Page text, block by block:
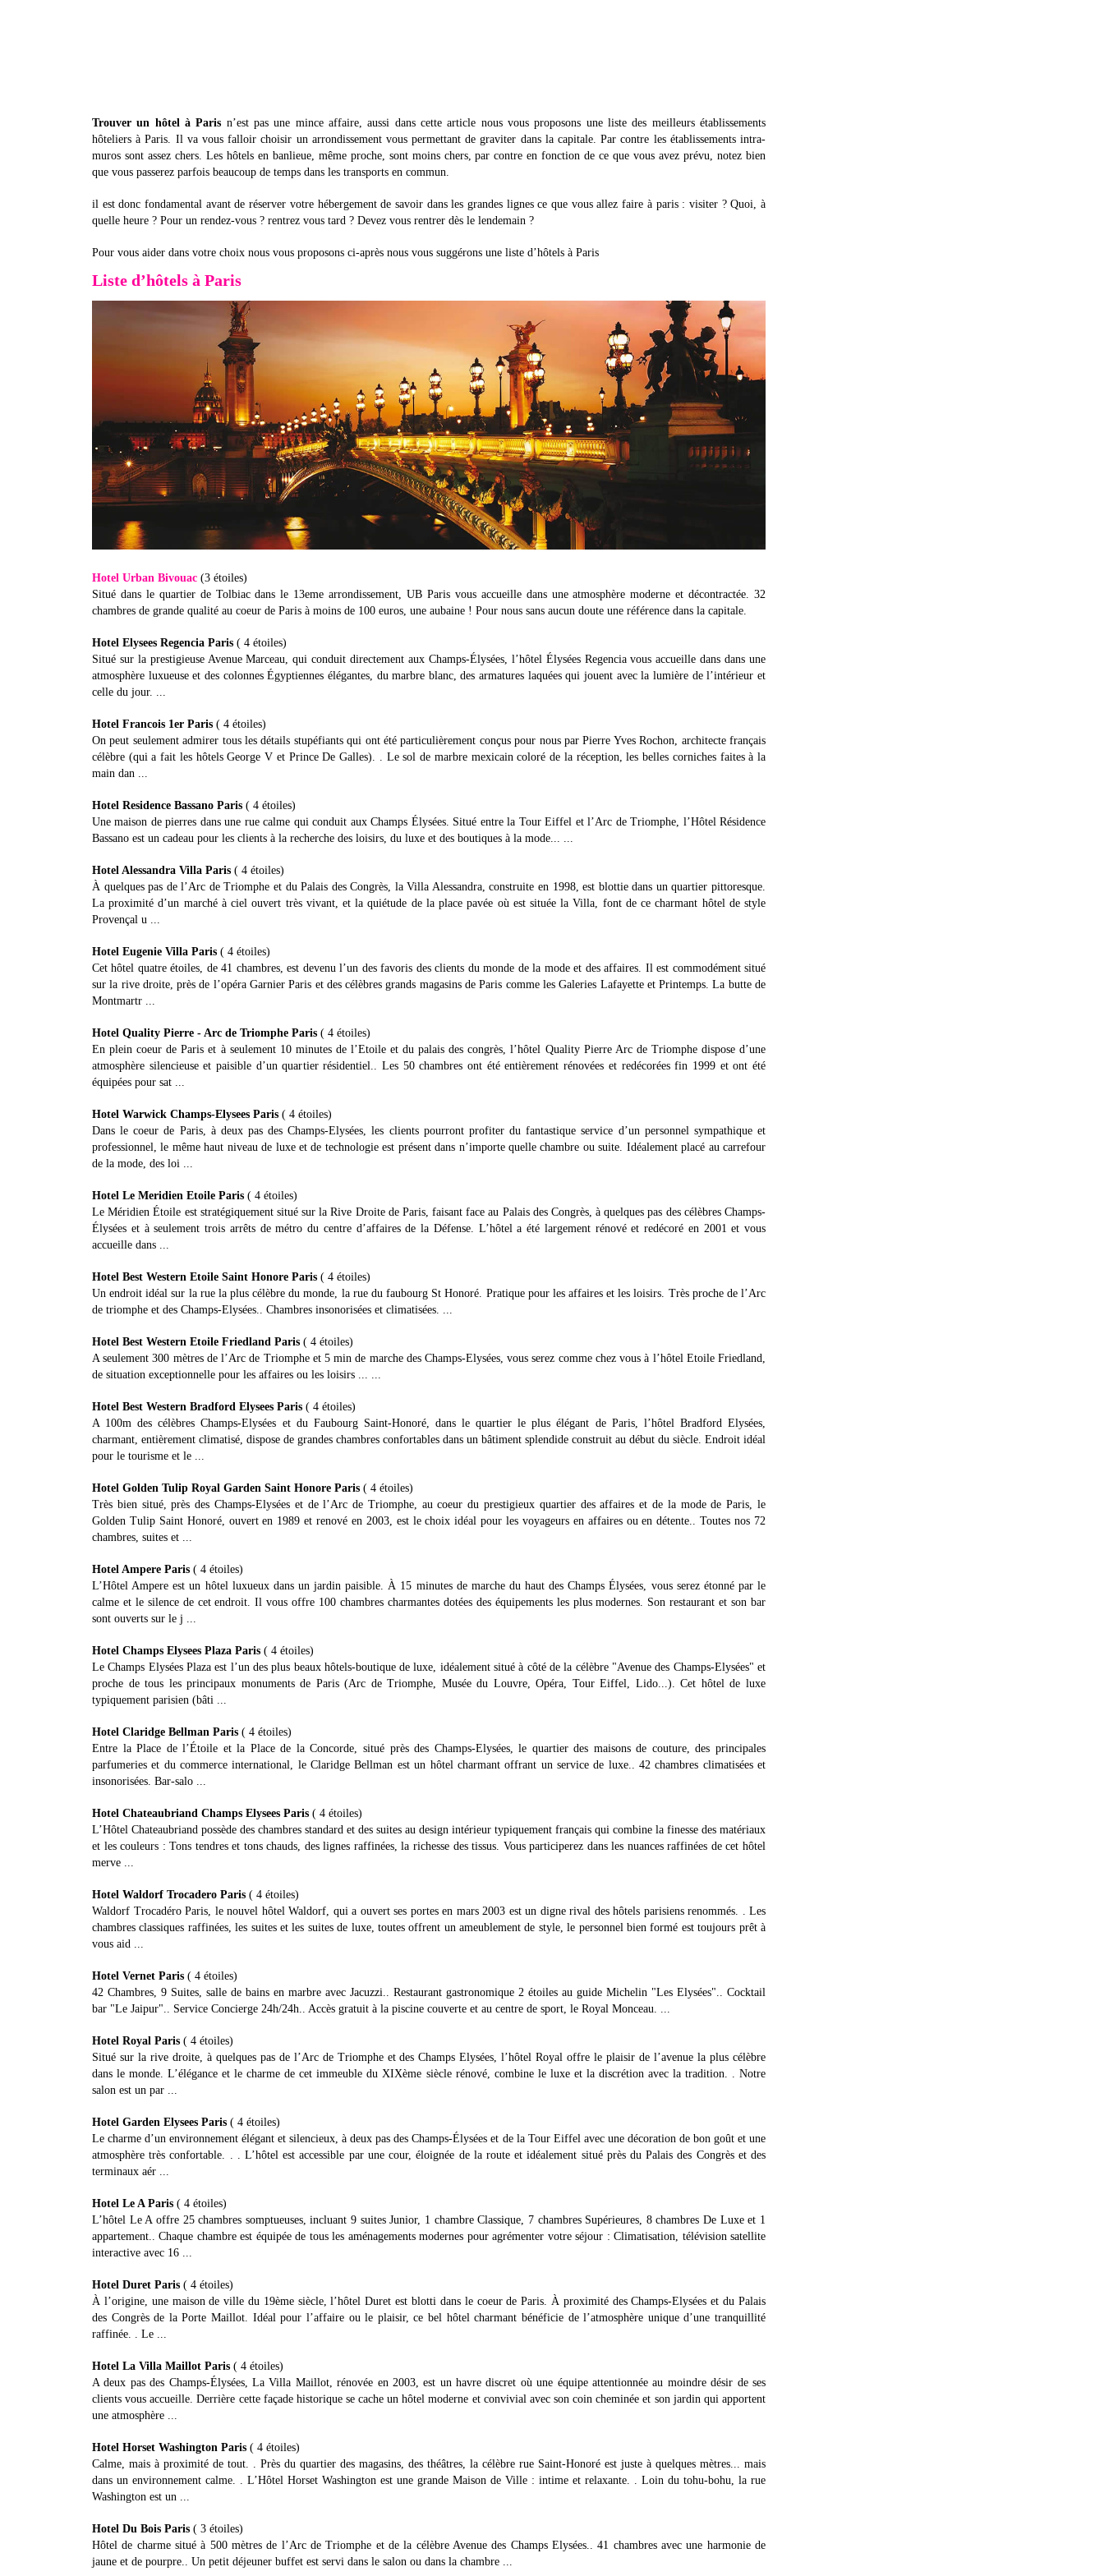
Trouver un hôtel à Paris n’est pas une mince affaire, aussi dans cette article nous vous proposons une liste des meilleurs établissements
hôteliers à Paris. Il va vous falloir choisir un arrondissement vous permettant de graviter dans la capitale. Par contre les établissements intra-
muros sont assez chers. Les hôtels en banlieue, même proche, sont moins chers, par contre en fonction de ce que vous avez prévu, notez bien
que vous passerez parfois beaucoup de temps dans les transports en commun.
il est donc fondamental avant de réserver votre hébergement de savoir dans les grandes lignes ce que vous allez faire à paris : visiter ? Quoi, à
quelle heure ? Pour un rendez-vous ? rentrez vous tard ? Devez vous rentrer dès le lendemain ?
Pour vous aider dans votre choix nous vous proposons ci-après nous vous suggérons une liste d’hôtels à Paris
Liste d’hôtels à Paris
Hotel Urban Bivouac (3 étoiles)
Situé dans le quartier de Tolbiac dans le 13eme arrondissement, UB Paris vous accueille dans une atmosphère moderne et décontractée. 32
chambres de grande qualité au coeur de Paris à moins de 100 euros, une aubaine ! Pour nous sans aucun doute une référence dans la capitale.
Hotel Elysees Regencia Paris ( 4 étoiles)
Situé sur la prestigieuse Avenue Marceau, qui conduit directement aux Champs-Élysées, l’hôtel Élysées Regencia vous accueille dans dans une
atmosphère luxueuse et des colonnes Égyptiennes élégantes, du marbre blanc, des armatures laquées qui jouent avec la lumière de l’intérieur et
celle du jour. ...
Hotel Francois 1er Paris ( 4 étoiles)
On peut seulement admirer tous les détails stupéfiants qui ont été particulièrement conçus pour nous par Pierre Yves Rochon, architecte français
célèbre (qui a fait les hôtels George V et Prince De Galles). . Le sol de marbre mexicain coloré de la réception, les belles corniches faites à la
main dan ...
Hotel Residence Bassano Paris ( 4 étoiles)
Une maison de pierres dans une rue calme qui conduit aux Champs Élysées. Situé entre la Tour Eiffel et l’Arc de Triomphe, l’Hôtel Résidence
Bassano est un cadeau pour les clients à la recherche des loisirs, du luxe et des boutiques à la mode... ...
Hotel Alessandra Villa Paris ( 4 étoiles)
À quelques pas de l’Arc de Triomphe et du Palais des Congrès, la Villa Alessandra, construite en 1998, est blottie dans un quartier pittoresque.
La proximité d’un marché à ciel ouvert très vivant, et la quiétude de la place pavée où est située la Villa, font de ce charmant hôtel de style
Provençal u ...
Hotel Eugenie Villa Paris ( 4 étoiles)
Cet hôtel quatre étoiles, de 41 chambres, est devenu l’un des favoris des clients du monde de la mode et des affaires. Il est commodément situé
sur la rive droite, près de l’opéra Garnier Paris et des célèbres grands magasins de Paris comme les Galeries Lafayette et Printemps. La butte de
Montmartr ...
Hotel Quality Pierre - Arc de Triomphe Paris ( 4 étoiles)
En plein coeur de Paris et à seulement 10 minutes de l’Etoile et du palais des congrès, l’hôtel Quality Pierre Arc de Triomphe dispose d’une
atmosphère silencieuse et paisible d’un quartier résidentiel.. Les 50 chambres ont été entièrement rénovées et redécorées fin 1999 et ont été
équipées pour sat ...
Hotel Warwick Champs-Elysees Paris ( 4 étoiles)
Dans le coeur de Paris, à deux pas des Champs-Elysées, les clients pourront profiter du fantastique service d’un personnel sympathique et
professionnel, le même haut niveau de luxe et de technologie est présent dans n’importe quelle chambre ou suite. Idéalement placé au carrefour
de la mode, des loi ...
Hotel Le Meridien Etoile Paris ( 4 étoiles)
Le Méridien Étoile est stratégiquement situé sur la Rive Droite de Paris, faisant face au Palais des Congrès, à quelques pas des célèbres Champs-
Élysées et à seulement trois arrêts de métro du centre d’affaires de la Défense. L’hôtel a été largement rénové et redécoré en 2001 et vous
accueille dans ...
Hotel Best Western Etoile Saint Honore Paris ( 4 étoiles)
Un endroit idéal sur la rue la plus célèbre du monde, la rue du faubourg St Honoré. Pratique pour les affaires et les loisirs. Très proche de l’Arc
de triomphe et des Champs-Elysées.. Chambres insonorisées et climatisées. ...
Hotel Best Western Etoile Friedland Paris ( 4 étoiles)
A seulement 300 mètres de l’Arc de Triomphe et 5 min de marche des Champs-Elysées, vous serez comme chez vous à l’hôtel Etoile Friedland,
de situation exceptionnelle pour les affaires ou les loisirs ... ...
Hotel Best Western Bradford Elysees Paris ( 4 étoiles)
A 100m des célèbres Champs-Elysées et du Faubourg Saint-Honoré, dans le quartier le plus élégant de Paris, l’hôtel Bradford Elysées,
charmant, entièrement climatisé, dispose de grandes chambres confortables dans un bâtiment splendide construit au début du siècle. Endroit idéal
pour le tourisme et le ...
Hotel Golden Tulip Royal Garden Saint Honore Paris ( 4 étoiles)
Très bien situé, près des Champs-Elysées et de l’Arc de Triomphe, au coeur du prestigieux quartier des affaires et de la mode de Paris, le
Golden Tulip Saint Honoré, ouvert en 1989 et renové en 2003, est le choix idéal pour les voyageurs en affaires ou en détente.. Toutes nos 72
chambres, suites et ...
Hotel Ampere Paris ( 4 étoiles)
L’Hôtel Ampere est un hôtel luxueux dans un jardin paisible. À 15 minutes de marche du haut des Champs Élysées, vous serez étonné par le
calme et le silence de cet endroit. Il vous offre 100 chambres charmantes dotées des équipements les plus modernes. Son restaurant et son bar
sont ouverts sur le j ...
Hotel Champs Elysees Plaza Paris ( 4 étoiles)
Le Champs Elysées Plaza est l’un des plus beaux hôtels-boutique de luxe, idéalement situé à côté de la célèbre "Avenue des Champs-Elysées" et
proche de tous les principaux monuments de Paris (Arc de Triomphe, Musée du Louvre, Opéra, Tour Eiffel, Lido...). Cet hôtel de luxe
typiquement parisien (bâti ...
Hotel Claridge Bellman Paris ( 4 étoiles)
Entre la Place de l’Étoile et la Place de la Concorde, situé près des Champs-Elysées, le quartier des maisons de couture, des principales
parfumeries et du commerce international, le Claridge Bellman est un hôtel charmant offrant un service de luxe.. 42 chambres climatisées et
insonorisées. Bar-salo ...
Hotel Chateaubriand Champs Elysees Paris ( 4 étoiles)
L’Hôtel Chateaubriand possède des chambres standard et des suites au design intérieur typiquement français qui combine la finesse des matériaux
et les couleurs : Tons tendres et tons chauds, des lignes raffinées, la richesse des tissus. Vous participerez dans les nuances raffinées de cet hôtel
merve ...
Hotel Waldorf Trocadero Paris ( 4 étoiles)
Waldorf Trocadéro Paris, le nouvel hôtel Waldorf, qui a ouvert ses portes en mars 2003 est un digne rival des hôtels parisiens renommés. . Les
chambres classiques raffinées, les suites et les suites de luxe, toutes offrent un ameublement de style, le personnel bien formé est toujours prêt à
vous aid ...
Hotel Vernet Paris ( 4 étoiles)
42 Chambres, 9 Suites, salle de bains en marbre avec Jacuzzi.. Restaurant gastronomique 2 étoiles au guide Michelin "Les Elysées".. Cocktail
bar "Le Jaipur".. Service Concierge 24h/24h.. Accès gratuit à la piscine couverte et au centre de sport, le Royal Monceau. ...
Hotel Royal Paris ( 4 étoiles)
Situé sur la rive droite, à quelques pas de l’Arc de Triomphe et des Champs Elysées, l’hôtel Royal offre le plaisir de l’avenue la plus célèbre
dans le monde. L’élégance et le charme de cet immeuble du XIXème siècle rénové, combine le luxe et la discrétion avec la tradition. . Notre
salon est un par ...
Hotel Garden Elysees Paris ( 4 étoiles)
Le charme d’un environnement élégant et silencieux, à deux pas des Champs-Élysées et de la Tour Eiffel avec une décoration de bon goût et une
atmosphère très confortable. . . L’hôtel est accessible par une cour, éloignée de la route et idéalement situé près du Palais des Congrès et des
terminaux aér ...
Hotel Le A Paris ( 4 étoiles)
L’hôtel Le A offre 25 chambres somptueuses, incluant 9 suites Junior, 1 chambre Classique, 7 chambres Supérieures, 8 chambres De Luxe et 1
appartement.. Chaque chambre est équipée de tous les aménagements modernes pour agrémenter votre séjour : Climatisation, télévision satellite
interactive avec 16 ...
Hotel Duret Paris ( 4 étoiles)
À l’origine, une maison de ville du 19ème siècle, l’hôtel Duret est blotti dans le coeur de Paris. À proximité des Champs-Elysées et du Palais
des Congrès de la Porte Maillot. Idéal pour l’affaire ou le plaisir, ce bel hôtel charmant bénéficie de l’atmosphère unique d’une tranquillité
raffinée. . Le ...
Hotel La Villa Maillot Paris ( 4 étoiles)
A deux pas des Champs-Élysées, La Villa Maillot, rénovée en 2003, est un havre discret où une équipe attentionnée au moindre désir de ses
clients vous accueille. Derrière cette façade historique se cache un hôtel moderne et convivial avec son coin cheminée et son jardin qui apportent
une atmosphère ...
Hotel Horset Washington Paris ( 4 étoiles)
Calme, mais à proximité de tout. . Près du quartier des magasins, des théâtres, la célèbre rue Saint-Honoré est juste à quelques mètres... mais
dans un environnement calme. . L’Hôtel Horset Washington est une grande Maison de Ville : intime et relaxante. . Loin du tohu-bohu, la rue
Washington est un ...
Hotel Du Bois Paris ( 3 étoiles)
Hôtel de charme situé à 500 mètres de l’Arc de Triomphe et de la célèbre Avenue des Champs Elysées.. 41 chambres avec une harmonie de
jaune et de pourpre.. Un petit déjeuner buffet est servi dans le salon ou dans la chambre ...